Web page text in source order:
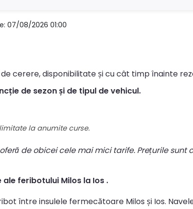
07/08/2026 01:00
cerere, disponibilitate și cu cât timp înainte
de sezon și de tipul de vehicul.
la anumite curse.
de obicei cele mai mici tarife. Prețurile sunt
feribotului Milos la Ios .
între insulele fermecătoare Milos și Ios.